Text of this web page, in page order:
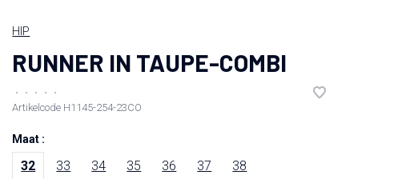
HIP
RUNNER IN TAUPE-COMBI
• • • •
•
Artikelcode H1145-254-23CO
Maat :
32 33 34 35 36 37 38